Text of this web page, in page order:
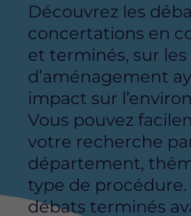
Description
Découvrez les
concertations en
et terminés, sur
d’aménagement
impact sur
Vous pouvez
votre recherche
département,
type de procédure.
débats terminés